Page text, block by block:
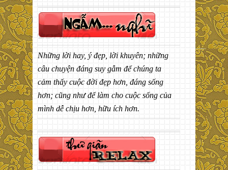
Những lời hay, ý đẹp, lời khuyên; những
câu chuyện đáng suy gẫm để chúng ta
cảm thấy cuộc đời đẹp hơn, đáng sống
hơn; cũng như để làm cho cuộc sống của
mình dễ chịu hơn, hữu ích hơn.